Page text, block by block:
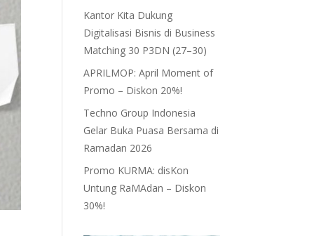
Kantor Kita Dukung
Digitalisasi Bisnis di Business
Matching 30 P3DN (27–30)
APRILMOP: April Moment of
Promo – Diskon 20%!
Techno Group Indonesia
Gelar Buka Puasa Bersama di
Ramadan 2026
Promo KURMA: disKon
Untung RaMAdan – Diskon
30%!